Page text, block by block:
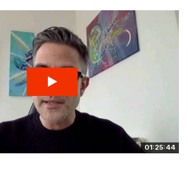
01:25:44